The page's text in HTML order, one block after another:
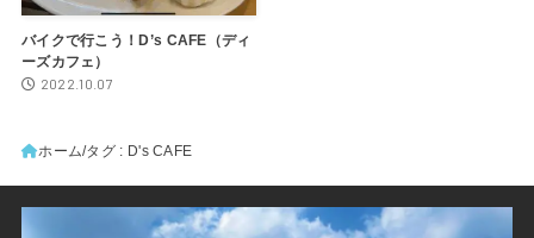
バイクで行こう！D’s CAFE（ディ
ーズカフェ）
2022.10.07
ホーム タグ : D's CAFE